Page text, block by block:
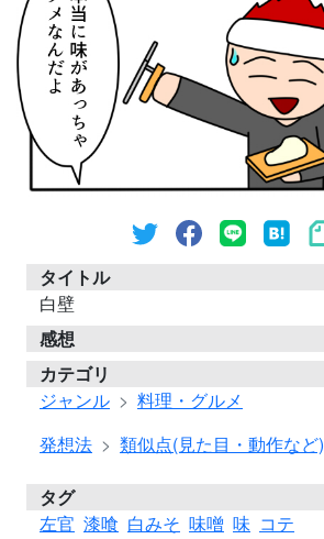
タイトル
白壁
感想
カテゴリ
ジャンル
料理・グルメ
発想法
類似点(見た目・動作など)
タグ
左官 漆喰 白みそ 味噌 味 コテ